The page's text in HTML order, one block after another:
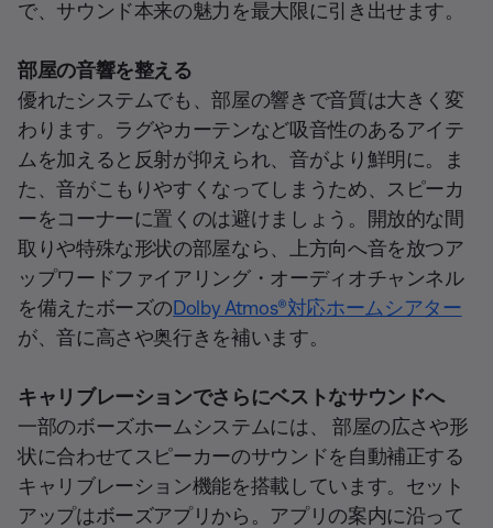
で、サウンド本来の魅力を最大限に引き出せます。
部屋の音響を整える
優れたシステムでも、部屋の響きで音質は大きく変
わります。ラグやカーテンなど吸音性のあるアイテ
ムを加えると反射が抑えられ、音がより鮮明に。ま
た、音がこもりやすくなってしまうため、スピーカ
ーをコーナーに置くのは避けましょう。開放的な間
取りや特殊な形状の部屋なら、上方向へ音を放つア
ップワードファイアリング・オーディオチャンネル
を備えたボーズのDolby Atmos®対応ホームシアター
が、音に高さや奥行きを補います。
キャリブレーションでさらにベストなサウンドへ
一部のボーズホームシステムには、 部屋の広さや形
状に合わせてスピーカーのサウンドを自動補正する
キャリブレーション機能を搭載しています。セット
アップはボーズアプリから。アプリの案内に沿って